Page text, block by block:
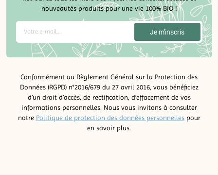
nouveautés produits pour une vie 100% BIO !
Conformément au Règlement Général sur la Protection des
Données (RGPD) n°2016/679 du 27 avril 2016, vous bénéficiez
d’un droit d’accès, de rectification, d’effacement de vos
informations personnelles. Nous vous invitons à consulter
notre Politique de protection des données personnellespour
en savoir plus.